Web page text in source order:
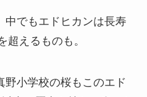
中でもエドヒカンは長寿
超えるものも。
野小学校の桜もこのエド